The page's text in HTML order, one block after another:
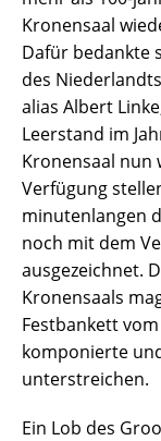
Kronensaal
Dafür bedankte
des
alias Albert
Leerstand im
Kronensaal nun
Verfügung
minutenlangen
noch mit dem
ausgezeichnet.
Kronensaals
Festbankett
komponierte
unterstreichen.
Ein Lob des